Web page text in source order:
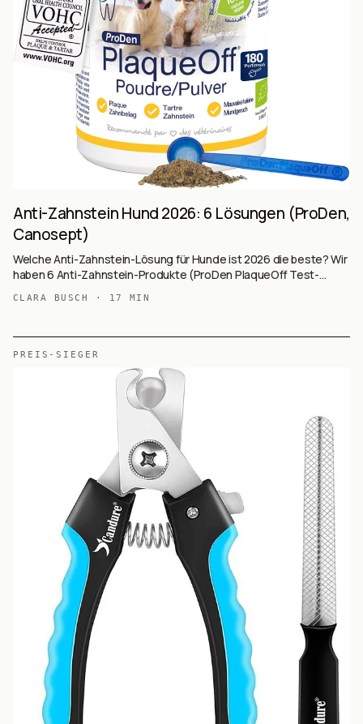
Anti-Zahnstein Hund 2026: 6 Lösungen (ProDen,
Canosept)
Welche Anti-Zahnstein-Lösung für Hunde ist 2026 die beste? Wir
haben 6 Anti-Zahnstein-Produkte (ProDen PlaqueOff Test-
natürliches Pulver, TIERLIEBHABER Premium-Spray, Stim-U-Dent
Käufer-Reviews ausgewertet — Pulver vs. Spray vs. Ultraschall vs.
Leckerli, mit Wirkmechanismen und Tierarzt-Empfehlungen.
CLARA BUSCH · 17 MIN
PREIS-SIEGER